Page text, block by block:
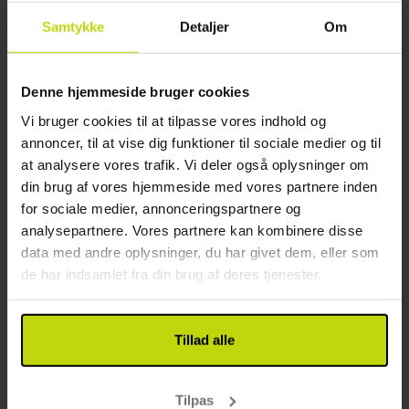
Samtykke Detaljer Om
Denne hjemmeside bruger cookies
Vi bruger cookies til at tilpasse vores indhold og
annoncer, til at vise dig funktioner til sociale medier og til
at analysere vores trafik. Vi deler også oplysninger om
din brug af vores hjemmeside med vores partnere inden
for sociale medier, annonceringspartnere og
analysepartnere. Vores partnere kan kombinere disse
data med andre oplysninger, du har givet dem, eller som
de har indsamlet fra din brug af deres tjenester.
Tillad alle
Tilpas
Moderne hotel tæt på Kolding centrum
Scandic Hotel Kolding
4.2/ 5 Meget god 36 anmeldelser
Kolding
Inkl. lækker morgenmad, tapas, vin/øl
nat med lækker morgenmad
1x
Tapas
1x
1 glas øl eller vin i baren
1x
kaffe to go
Se alt, der er inkluderet
Aug pp699,-
I alt 1398,-
Sep pp699,-
I alt 1398,-
Okt